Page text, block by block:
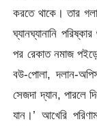
করতে থাকে। তার
ঘ্যানঘ্যানানি
পর রেকাত নমাজ
বউ-পোলা, দলান-
সেজদা দ্যান, পারলে
যান।’ আখেরি